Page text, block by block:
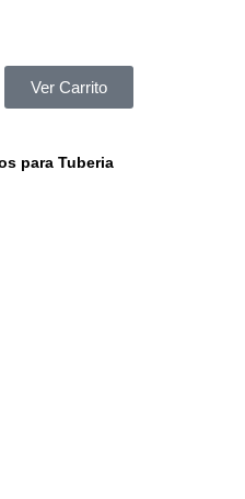
Ver Carrito
para Tuberia